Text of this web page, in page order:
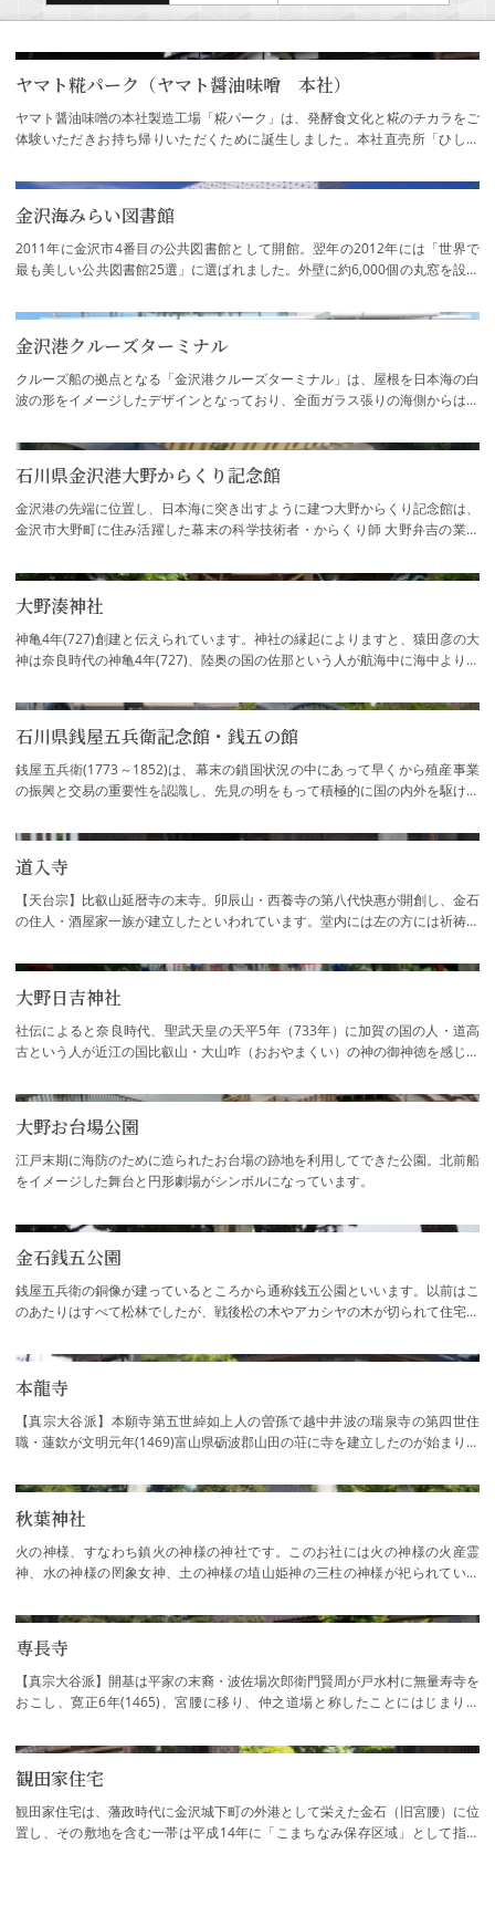
ヤマト糀パーク（ヤマト醤油味噌 本社）
ヤマト醤油味噌の本社製造工場「糀パーク」は、発酵食文化と糀のチカラをご
体験いただきお持ち帰りいただくために誕生しました。本社直売所「ひしほ
金沢海みらい図書館
2011年に金沢市4番目の公共図書館として開館。翌年の2012年には「世界で
最も美しい公共図書館25選」に選ばれました。外壁に約6,000個の丸窓を設け
金沢港クルーズターミナル
クルーズ船の拠点となる「金沢港クルーズターミナル」は、屋根を日本海の白
波の形をイメージしたデザインとなっており、全面ガラス張りの海側からは日
石川県金沢港大野からくり記念館
金沢港の先端に位置し、日本海に突き出すように建つ大野からくり記念館は、
金沢市大野町に住み活躍した幕末の科学技術者・からくり師 大野弁吉の業績
大野湊神社
神亀4年(727)創建と伝えられています。神社の縁起によりますと、猿田彦の大
神は奈良時代の神亀4年(727)、陸奥の国の佐那という人が航海中に海中より拾
石川県銭屋五兵衛記念館・銭五の館
銭屋五兵衛(1773～1852)は、幕末の鎖国状況の中にあって早くから殖産事業
の振興と交易の重要性を認識し、先見の明をもって積極的に国の内外を駆け巡
道入寺
【天台宗】比叡山延暦寺の末寺。卯辰山・西養寺の第八代快惠が開創し、金石
の住人・酒屋家一族が建立したといわれています。堂内には左の方には祈祷を
大野日吉神社
社伝によると奈良時代、聖武天皇の天平5年（733年）に加賀の国の人・道高
古という人が近江の国比叡山・大山咋（おおやまくい）の神の御神徳を感じて
大野お台場公園
江戸末期に海防のために造られたお台場の跡地を利用してできた公園。北前船
をイメージした舞台と円形劇場がシンボルになっています。
金石銭五公園
銭屋五兵衛の銅像が建っているところから通称銭五公園といいます。以前はこ
のあたりはすべて松林でしたが、戦後松の木やアカシヤの木が切られて住宅が
本龍寺
【真宗大谷派】本願寺第五世綽如上人の曽孫で越中井波の瑞泉寺の第四世住
職・蓮欽が文明元年(1469)富山県砺波郡山田の荘に寺を建立したのが始まりで
秋葉神社
火の神様、すなわち鎮火の神様の神社です。このお社には火の神様の火産霊
神、水の神様の罔象女神、土の神様の埴山姫神の三柱の神様が祀られていま
専長寺
【真宗大谷派】開基は平家の末裔・波佐場次郎衛門賢周が戸水村に無量寿寺を
おこし、寛正6年(1465)、宮腰に移り、仲之道場と称したことにはじまりま
観田家住宅
観田家住宅は、藩政時代に金沢城下町の外港として栄えた金石（旧宮腰）に位
置し、その敷地を含む一帯は平成14年に「こまちなみ保存区域」として指定